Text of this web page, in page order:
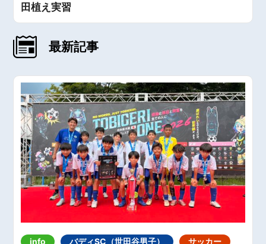
田植え実習
最新記事
info バディSC（世田谷男子） サッカー